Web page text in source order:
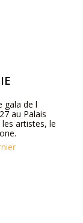
gala de l
au Palais
les artistes, le